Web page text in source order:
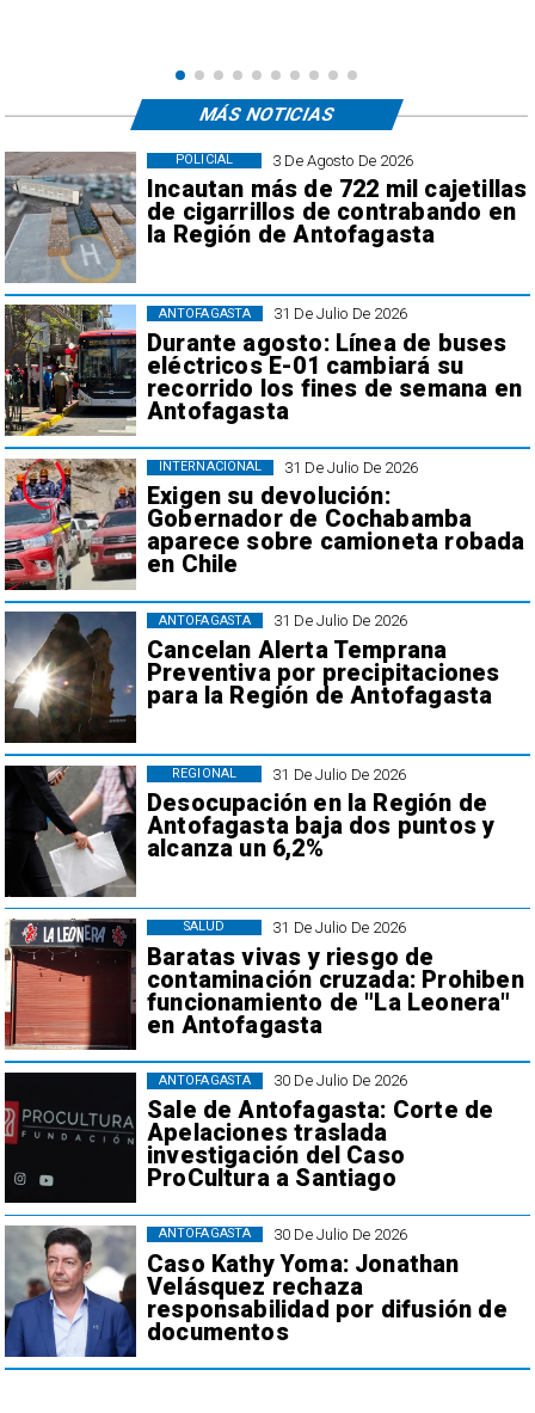
3 De Agosto De 2026
Incautan más de 722 mil cajetillas
de cigarrillos de contrabando en
la Región de Antofagasta
POLICIAL
31 De Julio De 2026
Durante agosto: Línea de buses
eléctricos E-01 cambiará su
recorrido los fines de semana en
Antofagasta
ANTOFAGASTA
31 De Julio De 2026
Exigen su devolución:
Gobernador de Cochabamba
aparece sobre camioneta robada
en Chile
INTERNACIONAL
31 De Julio De 2026
Cancelan Alerta Temprana
Preventiva por precipitaciones
para la Región de Antofagasta
ANTOFAGASTA
31 De Julio De 2026
Desocupación en la Región de
Antofagasta baja dos puntos y
alcanza un 6,2%
REGIONAL
31 De Julio De 2026
Baratas vivas y riesgo de
contaminación cruzada: Prohiben
funcionamiento de "La Leonera"
en Antofagasta
SALUD
30 De Julio De 2026
Sale de Antofagasta: Corte de
Apelaciones traslada
investigación del Caso
ProCultura a Santiago
ANTOFAGASTA
30 De Julio De 2026
Caso Kathy Yoma: Jonathan
Velásquez rechaza
responsabilidad por difusión de
documentos
ANTOFAGASTA
MÁS NOTICIAS